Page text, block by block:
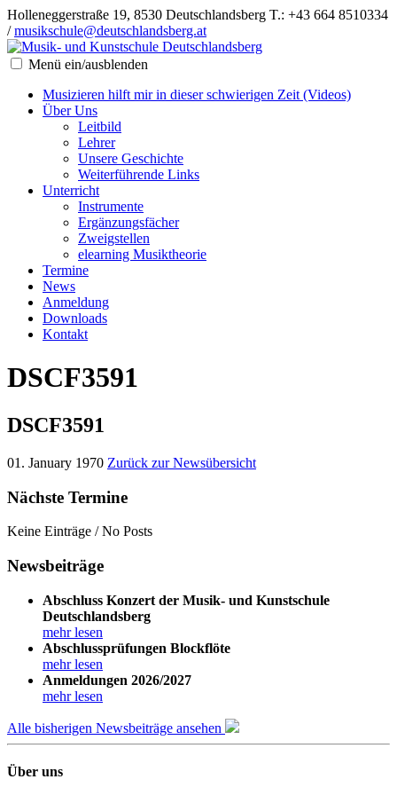
Holleneggerstraße 19, 8530 Deutschlandsberg T.: +43 664 8510334
/musikschule@deutschlandsberg.at
Menü ein/ausblenden
Musizieren hilft mir in dieser schwierigen Zeit (Videos)
Über Uns
Leitbild
Lehrer
Unsere Geschichte
Weiterführende Links
Unterricht
Instrumente
Ergänzungsfächer
Zweigstellen
elearning Musiktheorie
Termine
News
Anmeldung
Downloads
Kontakt
DSCF3591
DSCF3591
01. January 1970 Zurück zur Newsübersicht
Nächste Termine
Keine Einträge / No Posts
Newsbeiträge
Abschluss Konzert der Musik- und Kunstschule
Deutschlandsberg
mehr lesen
Abschlussprüfungen Blockflöte
mehr lesen
Anmeldungen 2026/2027
mehr lesen
Alle bisherigen Newsbeiträge ansehen
Über uns